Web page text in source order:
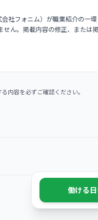
社フォニム）が職業紹介の一
ん。掲載内容の修正、または
内容を必ずご確認ください。
©
働ける日